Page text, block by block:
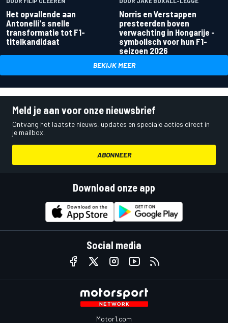
Het opvallende aan
Antonelli's snelle
transformatie tot F1-
titelkandidaat
Norris en Verstappen
presteerden boven
verwachting in Hongarije -
symbolisch voor hun F1-
seizoen 2026
BEKIJK MEER
Meld je aan voor onze nieuwsbrief
Ontvang het laatste nieuws, updates en speciale acties direct in
je mailbox.
ABONNEER
Download onze app
Social media
Motor1.com